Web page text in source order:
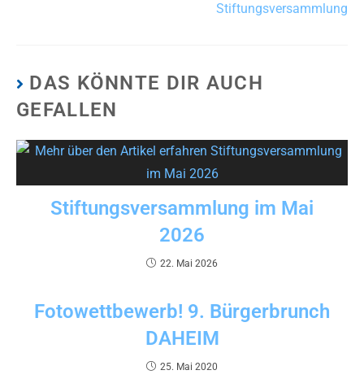
Stiftungsversammlung
DAS KÖNNTE DIR AUCH
GEFALLEN
Stiftungsversammlung im Mai
2026
22. Mai 2026
Fotowettbewerb! 9. Bürgerbrunch
DAHEIM
25. Mai 2020